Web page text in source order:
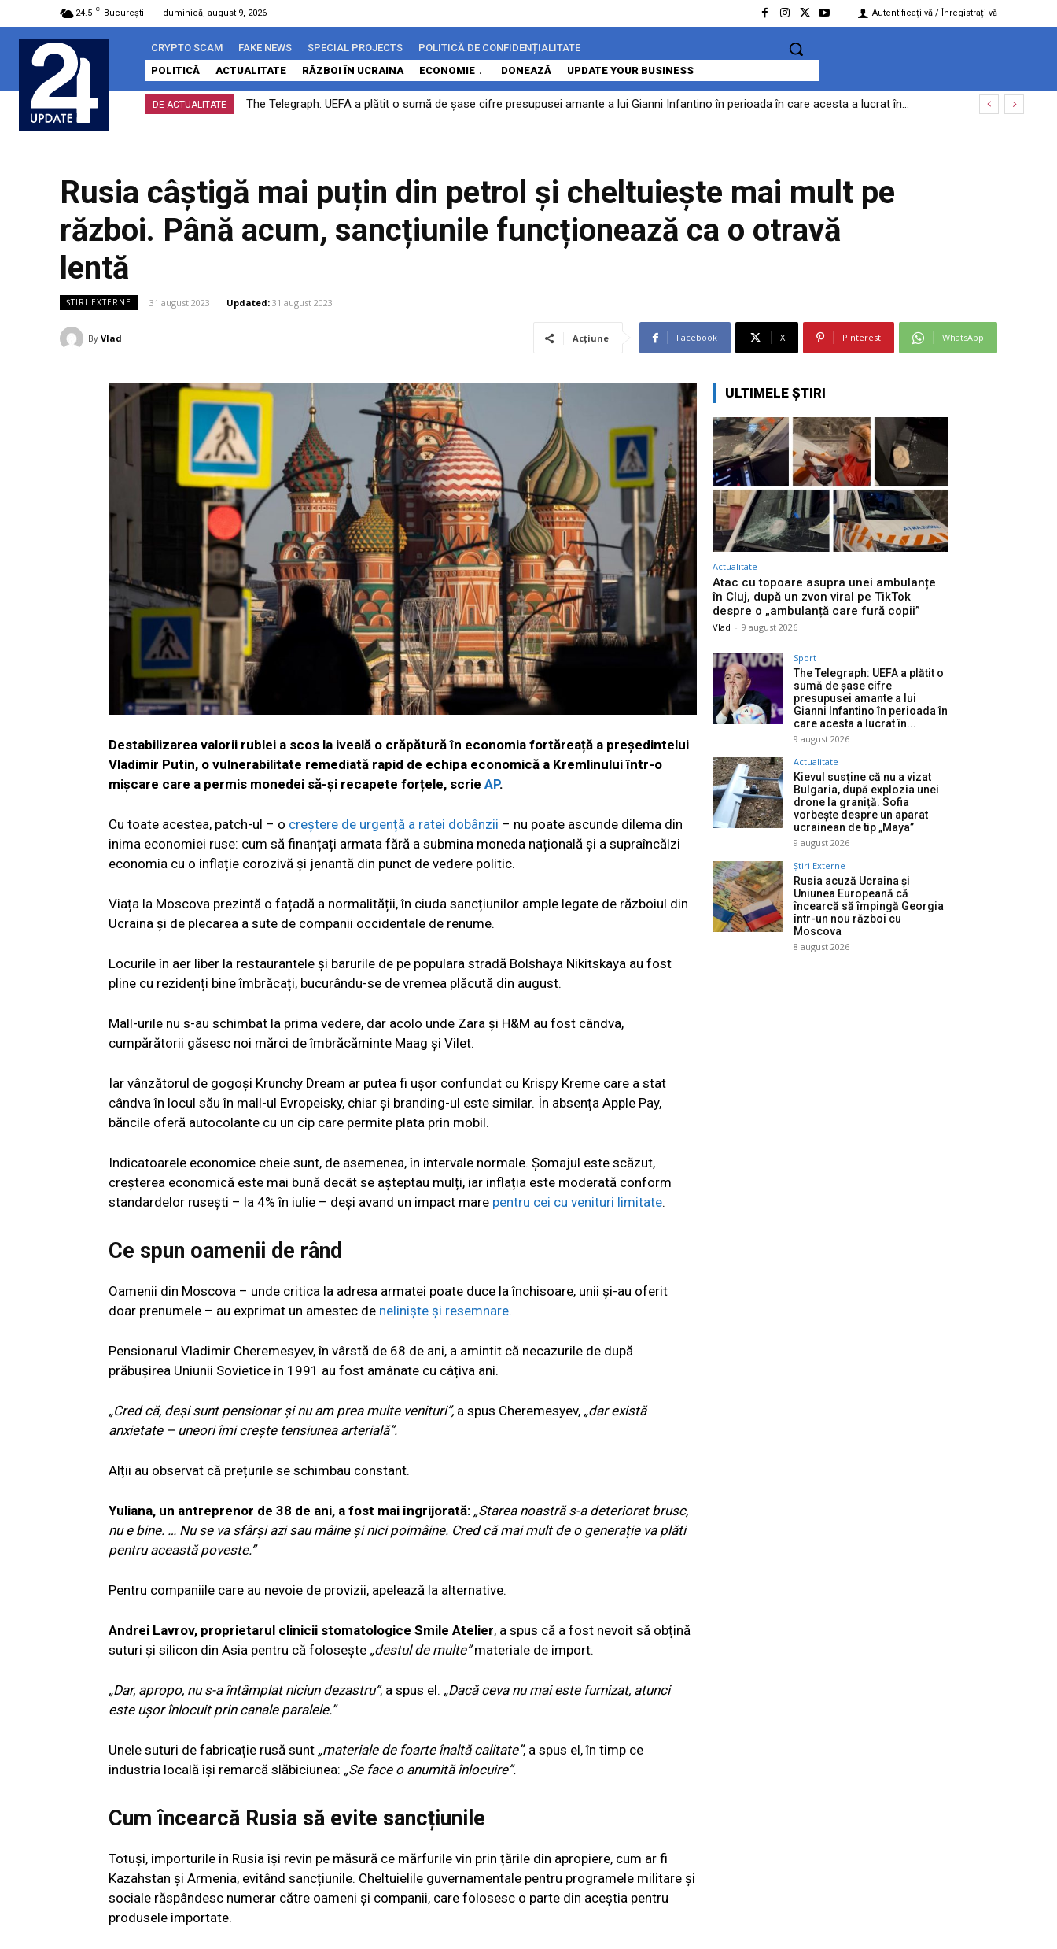
24.5 C București duminică, august 9, 2026 Autentificați-vă / Înregistrați-vă
CRYPTO SCAM FAKE NEWS SPECIAL PROJECTS
POLITICĂ DE CONFIDENȚIALITATE
POLITICĂ
ACTUALITATE RĂZBOI ÎN UCRAINA ECONOMIE DONEAZĂ UPDATE YOUR BUSINESS
DE ACTUALITATE The Telegraph: UEFA a plătit o sumă de șase cifre presupusei amante a lui Gianni Infantino în perioada în care acesta a lucrat în...
Kievul susține că nu a vizat Bulgaria, după explozia unei drone la graniță. Sofia vorbește despre un aparat ucrainean de tip „Maya”
Rusia câștigă mai puțin din petrol și cheltuiește mai mult pe
război. Până acum, sancțiunile funcționează ca o otravă
lentă
ȘTIRI EXTERNE 31 august 2023 Updated: 31 august 2023
By Vlad Acțiune Facebook X Pinterest WhatsApp
Destabilizarea valorii rublei a scos la iveală o crăpătură în economia fortăreață a președintelui
Vladimir Putin, o vulnerabilitate remediată rapid de echipa economică a Kremlinului într-o
mișcare care a permis monedei să-și recapete forțele, scrie AP.
Cu toate acestea, patch-ul – o creștere de urgență a ratei dobânzii – nu poate ascunde dilema din
inima economiei ruse: cum să finanțați armata fără a submina moneda națională și a supraîncălzi
economia cu o inflație corozivă și jenantă din punct de vedere politic.
Viața la Moscova prezintă o fațadă a normalității, în ciuda sancțiunilor ample legate de războiul din
Ucraina și de plecarea a sute de companii occidentale de renume.
Locurile în aer liber la restaurantele și barurile de pe populara stradă Bolshaya Nikitskaya au fost
pline cu rezidenți bine îmbrăcați, bucurându-se de vremea plăcută din august.
Mall-urile nu s-au schimbat la prima vedere, dar acolo unde Zara și H&M au fost cândva,
cumpărătorii găsesc noi mărci de îmbrăcăminte Maag și Vilet.
Iar vânzătorul de gogoși Krunchy Dream ar putea fi ușor confundat cu Krispy Kreme care a stat
cândva în locul său în mall-ul Evropeisky, chiar și branding-ul este similar. În absența Apple Pay,
băncile oferă autocolante cu un cip care permite plata prin mobil.
Indicatoarele economice cheie sunt, de asemenea, în intervale normale. Șomajul este scăzut,
creșterea economică este mai bună decât se așteptau mulți, iar inflația este moderată conform
standardelor rusești – la 4% în iulie – deși avand un impact mare pentru cei cu venituri limitate.
Ce spun oamenii de rând
Oamenii din Moscova – unde critica la adresa armatei poate duce la închisoare, unii și-au oferit
doar prenumele – au exprimat un amestec de neliniște și resemnare.
Pensionarul Vladimir Cheremesyev, în vârstă de 68 de ani, a amintit că necazurile de după
prăbușirea Uniunii Sovietice în 1991 au fost amânate cu câțiva ani.
„Cred că, deși sunt pensionar și nu am prea multe venituri”, a spus Cheremesyev, „dar există
anxietate – uneori îmi crește tensiunea arterială”.
Alții au observat că prețurile se schimbau constant.
Yuliana, un antreprenor de 38 de ani, a fost mai îngrijorată: „Starea noastră s-a deteriorat brusc,
nu e bine. … Nu se va sfârși azi sau mâine și nici poimâine. Cred că mai mult de o generație va plăti
pentru această poveste.”
Pentru companiile care au nevoie de provizii, apelează la alternative.
Andrei Lavrov, proprietarul clinicii stomatologice Smile Atelier, a spus că a fost nevoit să obțină
suturi și silicon din Asia pentru că folosește „destul de multe”materiale de import.
„Dar, apropo, nu s-a întâmplat niciun dezastru”, a spus el. „Dacă ceva nu mai este furnizat, atunci
este ușor înlocuit prin canale paralele.”
Unele suturi de fabricație rusă sunt „materiale de foarte înaltă calitate”, a spus el, în timp ce
industria locală își remarcă slăbiciunea: „Se face o anumită înlocuire”.
Cum încearcă Rusia să evite sancțiunile
Totuși, importurile în Rusia își revin pe măsură ce mărfurile vin prin țările din apropiere, cum ar fi
Kazahstan și Armenia, evitând sancțiunile. Cheltuielile guvernamentale pentru programele militare și
sociale răspândesc numerar către oameni și companii, care folosesc o parte din aceștia pentru
produsele importate.
ULTIMELE ȘTIRI
Actualitate
Atac cu topoare asupra unei ambulanțe
în Cluj, după un zvon viral pe TikTok
despre o „ambulanță care fură copii”
Vlad - 9 august 2026
Sport
The Telegraph: UEFA a plătit o
sumă de șase cifre
presupusei amante a lui
Gianni Infantino în perioada în
care acesta a lucrat în...
9 august 2026
Actualitate
Kievul susține că nu a vizat
Bulgaria, după explozia unei
drone la graniță. Sofia
vorbește despre un aparat
ucrainean de tip „Maya”
9 august 2026
Știri Externe
Rusia acuză Ucraina și
Uniunea Europeană că
încearcă să împingă Georgia
într-un nou război cu
Moscova
8 august 2026